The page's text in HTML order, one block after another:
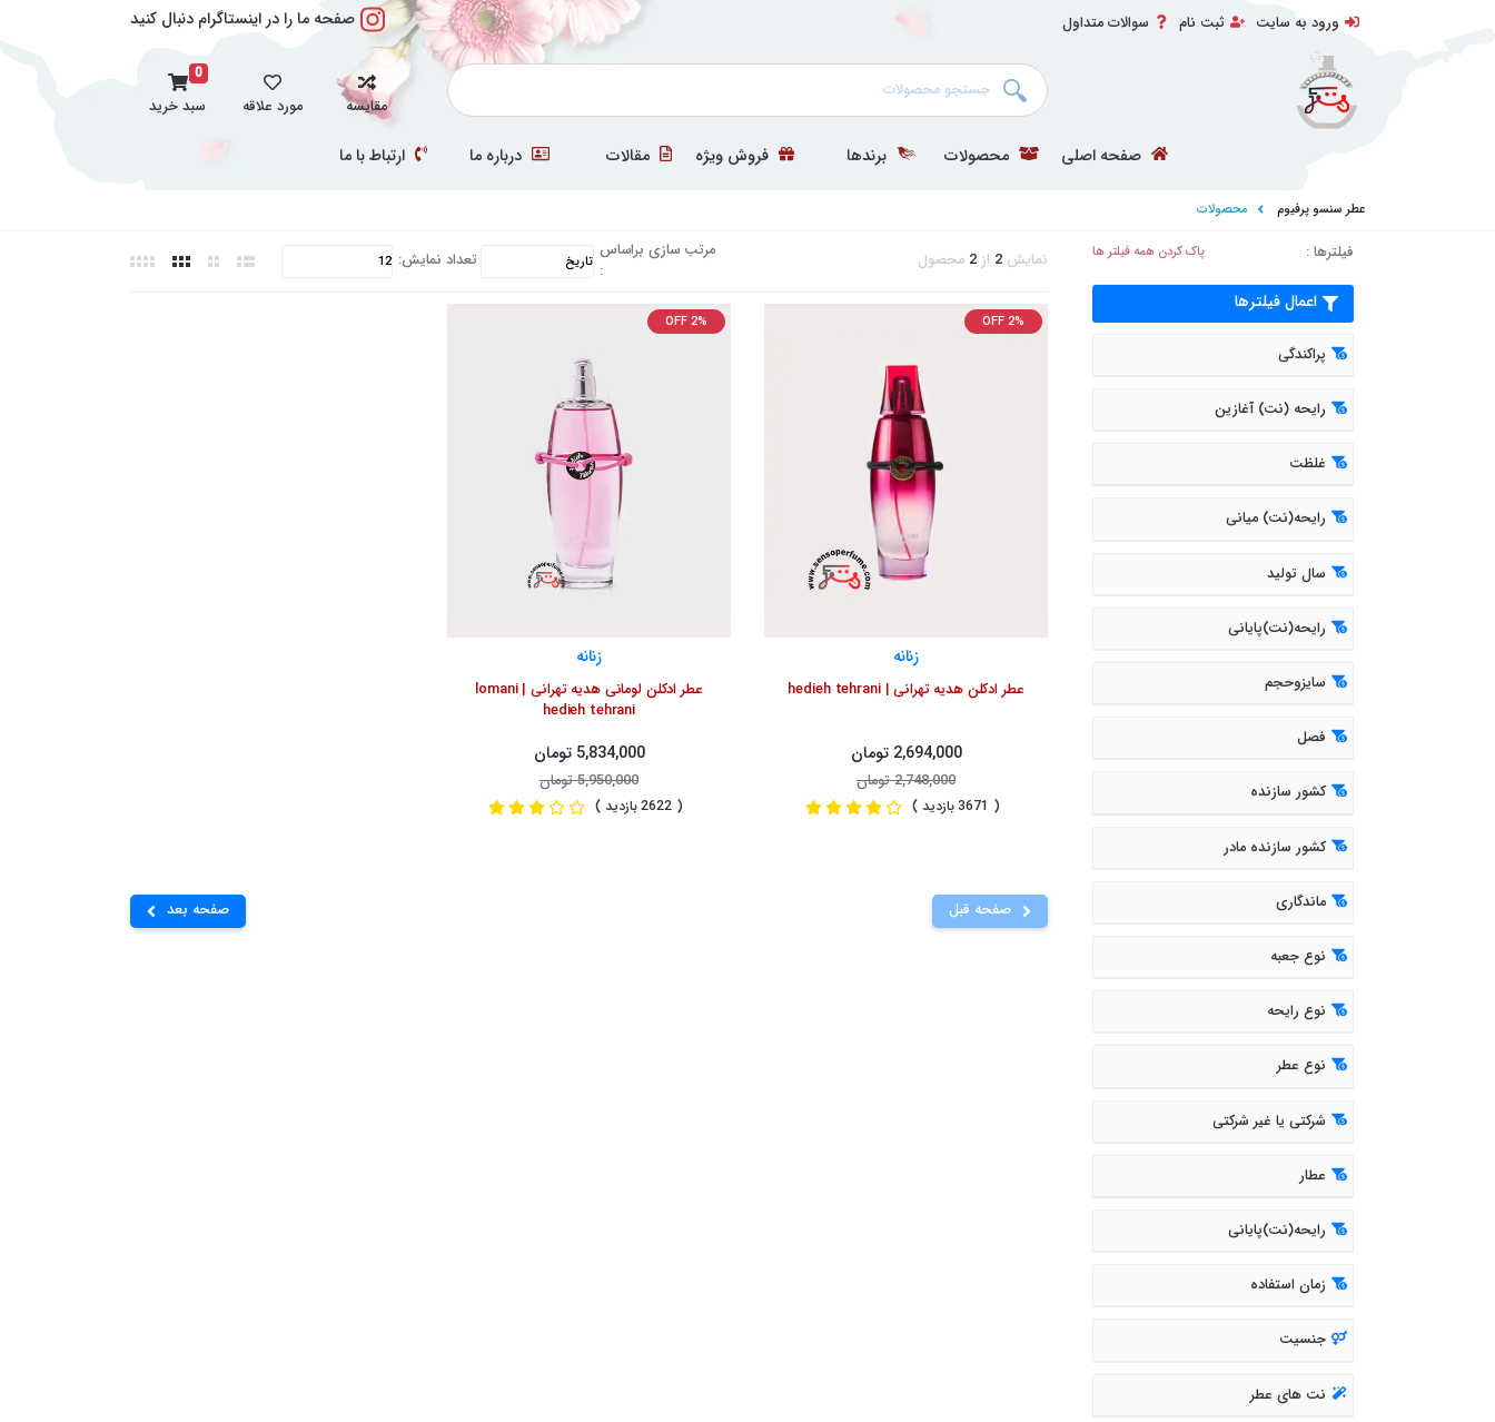
ورود به سایت ثبت نام سوالات متداول صفحه ما را در اینستاگرام دنبال کنید
مقایسه مورد علاقه
0
سبد خرید
صفحه اصلی محصولات برندها فروش ویژه مقالات درباره ما ارتباط با ما
عطر سنسو پرفیوم محصولات
نمایش 2 از 2 محصول
مرتب سازی براساس
:
تعداد نمایش:
OFF 2%
زنانه
عطر ادکلن هدیه تهرانی | hedieh tehrani
2,694,000 تومان
2,748,000 تومان
( 3671 بازدید )
OFF 2%
زنانه
عطر ادکلن لومانی هدیه تهرانی | lomani
hedieh tehrani
5,834,000 تومان
5,950,000 تومان
( 2622 بازدید )
صفحه قبل صفحه بعد
فیلترها : پاک کردن همه فیلتر ها
اعمال فیلترها
پراکندگی
رایحه (نت) آغازین
غلظت
رایحه(نت) میانی
سال تولید
رایحه(نت)پایانی
سایزوحجم
فصل
کشور سازنده
کشور سازنده مادر
ماندگاری
نوع جعبه
نوع رایحه
نوع عطر
شرکتی یا غیر شرکتی
عطار
رایحه(نت)پایانی
زمان استفاده
جنسیت
نت های عطر